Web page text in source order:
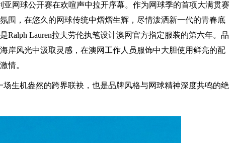
亚网球公开赛在欢喧声中拉开序幕。作为网球季的首项大满贯赛
围，在悠久的网球传统中熠熠生辉，尽情泼洒新一代的青春底
Ralph Lauren拉夫劳伦执笔设计澳网官方指定服装的第六年。品
岸风光中汲取灵感，在澳网工作人员服饰中大胆使用鲜亮的配
情。
场生机盎然的跨界联袂，也是品牌风格与网球精神深度共鸣的绝